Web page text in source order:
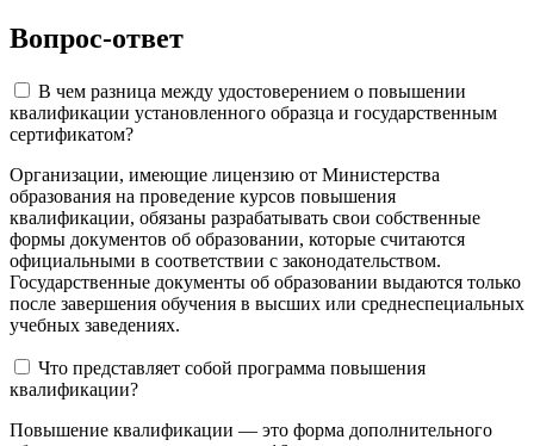
Вопрос-ответ
В чем разница между удостоверением о повышении
квалификации установленного образца и государственным
сертификатом?
Организации, имеющие лицензию от Министерства
образования на проведение курсов повышения
квалификации, обязаны разрабатывать свои собственные
формы документов об образовании, которые считаются
официальными в соответствии с законодательством.
Государственные документы об образовании выдаются только
после завершения обучения в высших или среднеспециальных
учебных заведениях.
Что представляет собой программа повышения
квалификации?
Повышение квалификации — это форма дополнительного